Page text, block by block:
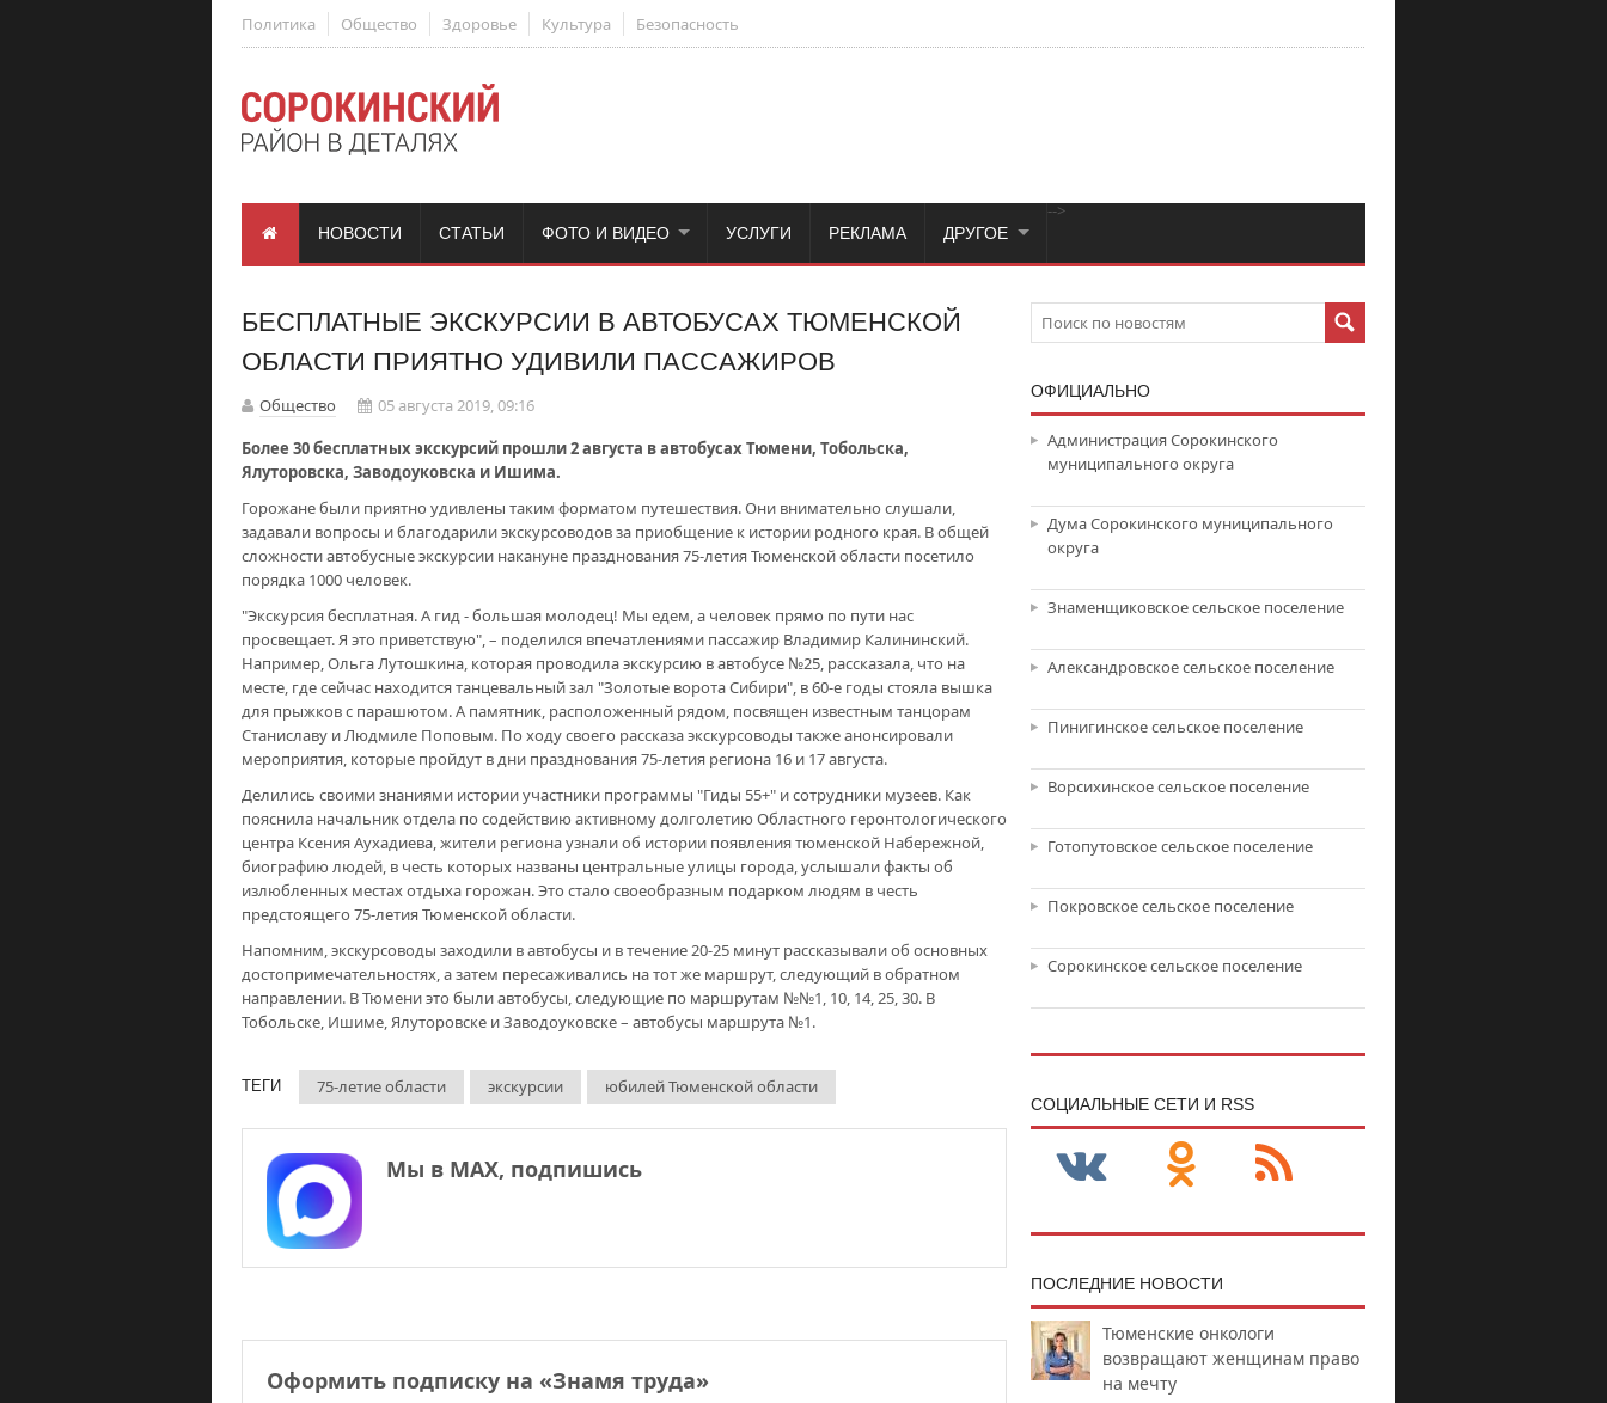
Политика Общество Здоровье Культура Безопасность
НОВОСТИ СТАТЬИ
-->
ФОТО И ВИДЕО УСЛУГИ РЕКЛАМА ДРУГОЕ
БЕСПЛАТНЫЕ ЭКСКУРСИИ В АВТОБУСАХ ТЮМЕНСКОЙ
ОБЛАСТИ ПРИЯТНО УДИВИЛИ ПАССАЖИРОВ
Общество
05 августа 2019, 09:16
Более 30 бесплатных экскурсий прошли 2 августа в автобусах Тюмени, Тобольска,
Ялуторовска, Заводоуковска и Ишима.
Горожане были приятно удивлены таким форматом путешествия. Они внимательно слушали,
задавали вопросы и благодарили экскурсоводов за приобщение к истории родного края. В общей
сложности автобусные экскурсии накануне празднования 75-летия Тюменской области посетило
порядка 1000 человек.
"Экскурсия бесплатная. А гид - большая молодец! Мы едем, а человек прямо по пути нас
просвещает. Я это приветствую", – поделился впечатлениями пассажир Владимир Калининский.
Например, Ольга Лутошкина, которая проводила экскурсию в автобусе №25, рассказала, что на
месте, где сейчас находится танцевальный зал "Золотые ворота Сибири", в 60-е годы стояла вышка
для прыжков с парашютом. А памятник, расположенный рядом, посвящен известным танцорам
Станиславу и Людмиле Поповым. По ходу своего рассказа экскурсоводы также анонсировали
мероприятия, которые пройдут в дни празднования 75-летия региона 16 и 17 августа.
Делились своими знаниями истории участники программы "Гиды 55+" и сотрудники музеев. Как
пояснила начальник отдела по содействию активному долголетию Областного геронтологического
центра Ксения Аухадиева, жители региона узнали об истории появления тюменской Набережной,
биографию людей, в честь которых названы центральные улицы города, услышали факты об
излюбленных местах отдыха горожан. Это стало своеобразным подарком людям в честь
предстоящего 75-летия Тюменской области.
Напомним, экскурсоводы заходили в автобусы и в течение 20-25 минут рассказывали об основных
достопримечательностях, а затем пересаживались на тот же маршрут, следующий в обратном
направлении. В Тюмени это были автобусы, следующие по маршрутам №№1, 10, 14, 25, 30. В
Тобольске, Ишиме, Ялуторовске и Заводоуковске – автобусы маршрута №1.
ТЕГИ 75-летие области экскурсии юбилей Тюменской области
Мы в МАХ, подпишись
Оформить подписку на «Знамя труда»
ОФИЦИАЛЬНО
Администрация Сорокинского
муниципального округа
Дума Сорокинского муниципального
округа
Знаменщиковское сельское поселение
Александровское сельское поселение
Пинигинское сельское поселение
Ворсихинское сельское поселение
Готопутовское сельское поселение
Покровское сельское поселение
Сорокинское сельское поселение
CОЦИАЛЬНЫЕ СЕТИ И RSS
ПОСЛЕДНИЕ НОВОСТИ
Тюменские онкологи
возвращают женщинам право
на мечту